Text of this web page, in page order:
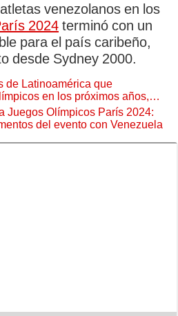
venezolanos en los
2024 terminó con un
para el país caribeño,
desde Sydney 2000.
de Latinoamérica que
en los próximos años,
Juegos Olímpicos París 2024:
del evento con Venezuela